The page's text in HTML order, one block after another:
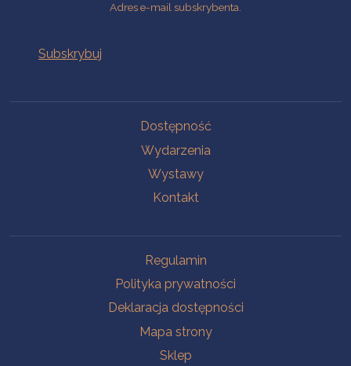
Adres e-mail subskrybenta.
Dostępność
Wydarzenia
Wystawy
Kontakt
Regulamin
Polityka prywatności
Deklaracja dostępności
Mapa strony
Sklep